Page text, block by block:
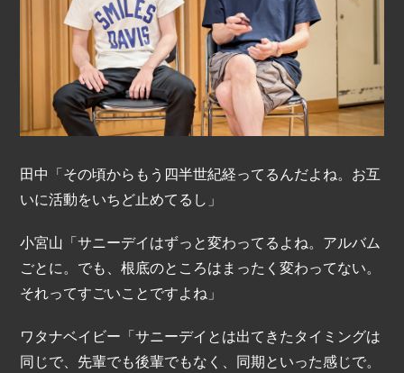
田中「その頃からもう四半世紀経ってるんだよね。お互
いに活動をいちど止めてるし」
小宮山「サニーデイはずっと変わってるよね。アルバム
ごとに。でも、根底のところはまったく変わってない。
それってすごいことですよね」
ワタナベイビー「サニーデイとは出てきたタイミングは
同じで、先輩でも後輩でもなく、同期といった感じで。